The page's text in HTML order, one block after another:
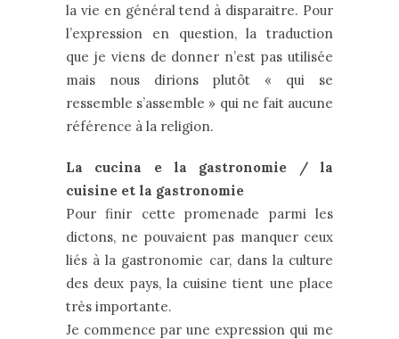
la vie en général tend à disparaitre. Pour
l’expression en question, la traduction
que je viens de donner n’est pas utilisée
mais nous dirions plutôt « qui se
ressemble s’assemble » qui ne fait aucune
référence à la religion.
La cucina e la gastronomie / la
cuisine et la gastronomie
Pour finir cette promenade parmi les
dictons, ne pouvaient pas manquer ceux
liés à la gastronomie car, dans la culture
des deux pays, la cuisine tient une place
très importante.
Je commence par une expression qui me